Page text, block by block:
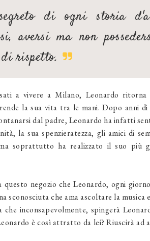
di ogni storia
aversi ma non
rispetto.
a vivere a Milano, Leonardo
la sua vita tra le mani. Dopo anni
dal padre, Leonardo ha infatti
la sua spenzieratezza, gli amici di
soprattutto ha realizzato il suo più
questo negozio che Leonardo, ogni
sconosciuta che ama ascoltare la
che inconsapevolmente, spingerà
è così attratto da lei? Riuscirà ad